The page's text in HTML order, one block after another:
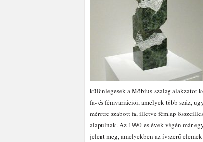
különlegesek a Möbius-szalag alakzatot
fa- és fémvariációi, amelyek több száz,
méretre szabott fa, illetve fémlap
alapulnak. Az 1990-es évek végén már
jelent meg, amelyekben az ívszerű